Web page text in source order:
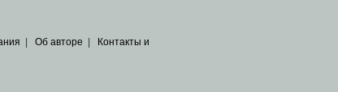
Об авторе
Контакты и